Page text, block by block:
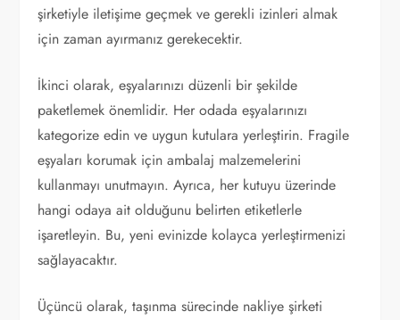
şirketiyle iletişime geçmek ve gerekli izinleri almak
için zaman ayırmanız gerekecektir.
İkinci olarak, eşyalarınızı düzenli bir şekilde
paketlemek önemlidir. Her odada eşyalarınızı
kategorize edin ve uygun kutulara yerleştirin. Fragile
eşyaları korumak için ambalaj malzemelerini
kullanmayı unutmayın. Ayrıca, her kutuyu üzerinde
hangi odaya ait olduğunu belirten etiketlerle
işaretleyin. Bu, yeni evinizde kolayca yerleştirmenizi
sağlayacaktır.
Üçüncü olarak, taşınma sürecinde nakliye şirketi